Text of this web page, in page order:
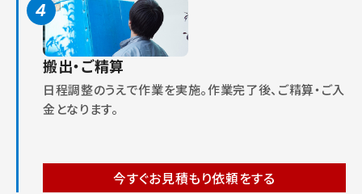
4
搬出・ご精算
日程調整のうえで作業を実施。作業完了後、ご精算・ご入
金となります。
今すぐお見積もり依頼をする